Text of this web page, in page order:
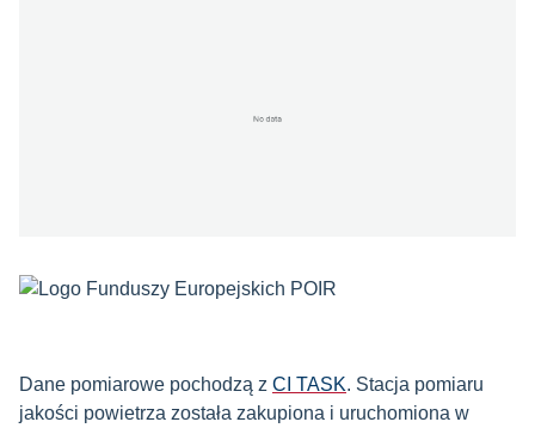
Dane pomiarowe pochodzą z CI TASK. Stacja pomiaru
jakości powietrza została zakupiona i uruchomiona w